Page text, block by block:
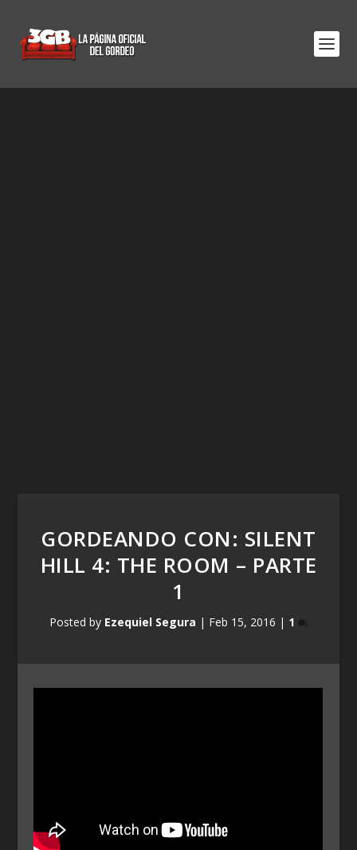
GORDEANDO CON: SILENT
HILL 4: THE ROOM – PARTE
1
Posted by Ezequiel Segura | Feb 15, 2016 | 1